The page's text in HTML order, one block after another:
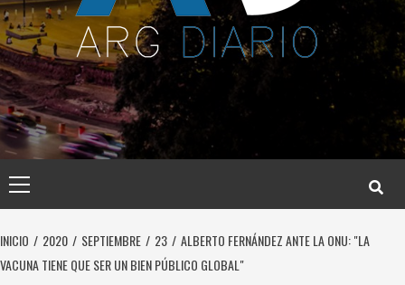
principal
INICIO 2020 SEPTIEMBRE 23
ALBERTO FERNÁNDEZ ANTE LA ONU: "LA
VACUNA TIENE QUE SER UN BIEN PÚBLICO GLOBAL"